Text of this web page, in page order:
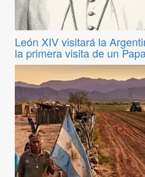
León XIV visitará la
la primera visita de un